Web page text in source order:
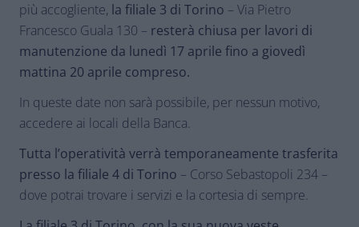
più accogliente, la filiale 3 di Torino – Via Pietro
Francesco Guala 130 – resterà chiusa per lavori di
manutenzione da lunedì 17 aprile fino a giovedì
mattina 20 aprile compreso.
In queste date non sarà possibile, per nessun motivo,
accedere ai locali della Banca.
Tutta l’operatività verrà temporaneamente trasferita
presso la filiale 4 di Torino – Corso Sebastopoli 234 –
dove potrai trovare i servizi e la cortesia di sempre.